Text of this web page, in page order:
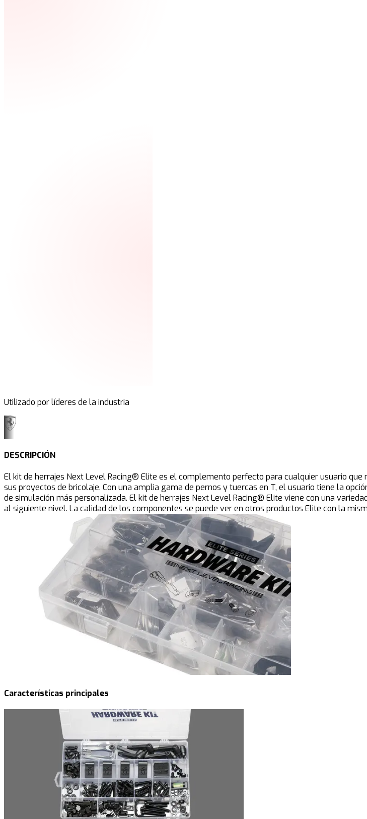
Utilizado por líderes de la industria
DESCRIPCIÓN
El kit de herrajes Next Level Racing® Elite es el complemento perfecto para cualquier usuario
sus proyectos de bricolaje. Con una amplia gama de pernos y tuercas en T, el usuario tiene la
de simulación más personalizada. El kit de herrajes Next Level Racing® Elite viene con una
al siguiente nivel. La calidad de los componentes se puede ver en otros productos Elite con la
Características principales